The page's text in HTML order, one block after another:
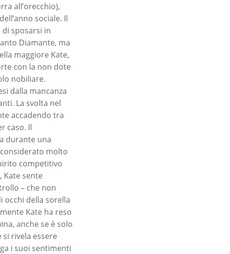
all’orecchio),
sociale. Il
sposarsi in
Diamante, ma
maggiore Kate,
con la non dote
nobiliare.
dalla mancanza
La svolta nel
accadendo tra
caso. Il
durante una
molto
competitivo
Kate sente
– che non
occhi della sorella
Kate ha reso
anche se è solo
rivela essere
i suoi sentimenti